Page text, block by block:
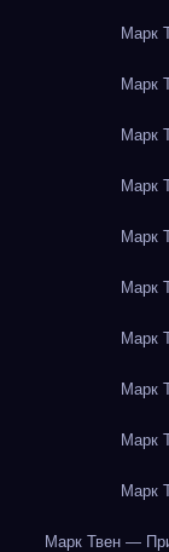
Марк
Марк
Марк
Марк
Марк
Марк
Марк
Марк
Марк
Марк
Марк Твен —